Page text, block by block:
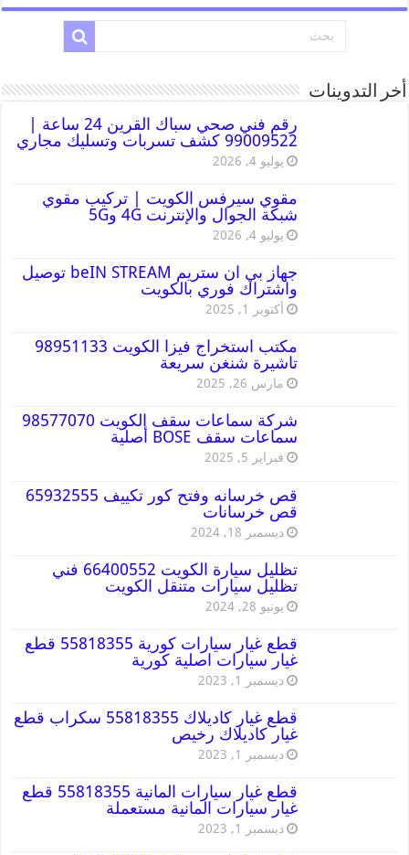
أخر التدوينات
رقم فني صحي سباك القرين 24 ساعة |
99009522 كشف تسربات وتسليك مجاري
يوليو 4, 2026
مقوي سيرفس الكويت | تركيب مقوي
شبكة الجوال والإنترنت 4G و5G
يوليو 4, 2026
جهاز بي ان ستريم beIN STREAM توصيل
واشتراك فوري بالكويت
أكتوبر 1, 2025
مكتب استخراج فيزا الكويت 98951133
تاشيرة شنغن سريعة
مارس 26, 2025
شركة سماعات سقف الكويت 98577070
سماعات سقف BOSE أصلية
فبراير 5, 2025
قص خرسانه وفتح كور تكييف 65932555
قص خرسانات
ديسمبر 18, 2024
تظليل سيارة الكويت 66400552 فني
تظليل سيارات متنقل الكويت
يونيو 28, 2024
قطع غيار سيارات كورية 55818355 قطع
غيار سيارات اصلية كورية
ديسمبر 1, 2023
قطع غيار كاديلاك 55818355 سكراب قطع
غيار كاديلاك رخيص
ديسمبر 1, 2023
قطع غيار سيارات المانية 55818355 قطع
غيار سيارات المانية مستعملة
ديسمبر 1, 2023